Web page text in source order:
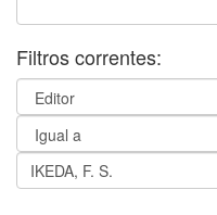
Filtros correntes: